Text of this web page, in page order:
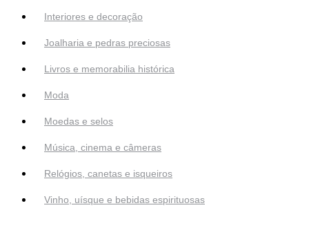
Interiores e decoração
Joalharia e pedras preciosas
Livros e memorabilia histórica
Moda
Moedas e selos
Música, cinema e câmeras
Relógios, canetas e isqueiros
Vinho, uísque e bebidas espirituosas